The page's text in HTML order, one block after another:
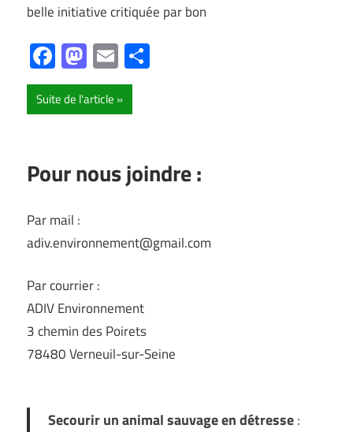
belle initiative critiquée par bon
Facebook
Mastodon
Email
Suite de l'article
Pour nous joindre :
Par mail :
adiv.environnement@gmail.com
Par courrier :
ADIV Environnement
3 chemin des Poirets
78480 Verneuil-sur-Seine
Secourir un animal sauvage en détresse: